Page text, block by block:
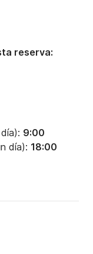
9:00
día): 18:00
reserva: